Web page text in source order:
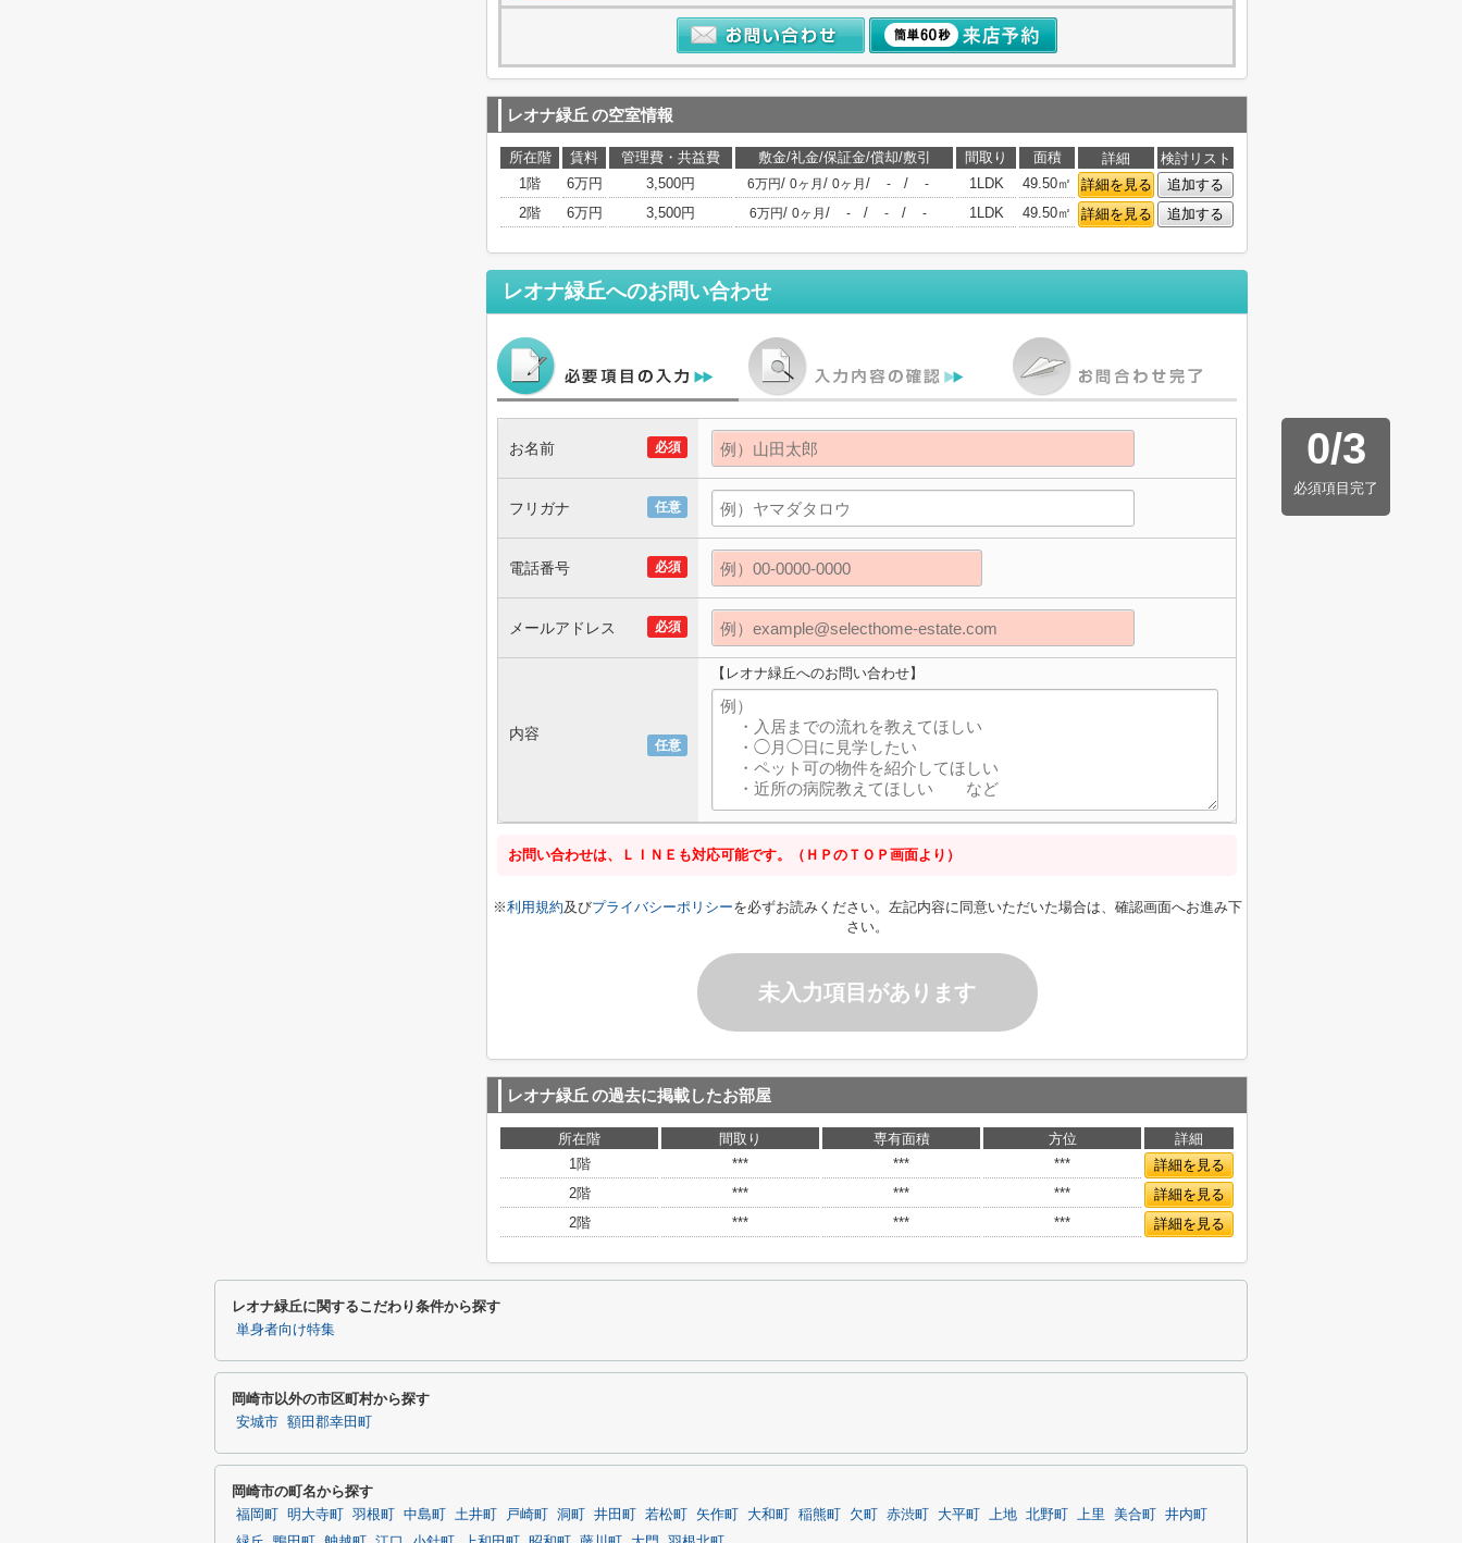
レオナ緑丘 の空室情報
所在階 賃料 管理費・共益費 敷金/礼金/保証金/償却/敷引 間取り 面積 詳細
検討リスト
1階
6万円 3,500円 6万円/ 0ヶ月 / 0ヶ月 / - / - 1LDK 49.50㎡ 詳細を見る
追加する
2階
6万円 3,500円 6万円/ 0ヶ月 / - / - / - 1LDK 49.50㎡ 詳細を見る 追加する
レオナ緑丘へのお問い合わせ
0/3
必須項目完了
必須
お名前
任意
フリガナ
必須
電話番号
必須
メールアドレス
任意
内容
【レオナ緑丘へのお問い合わせ】
お問い合わせは、ＬＩＮＥも対応可能です。（ＨＰのＴＯＰ画面より）
※利用規約及びプライバシーポリシーを必ずお読みください。左記内容に同意いただいた場合は、確認画面へお進み下
さい。
未入力項目があります
レオナ緑丘 の過去に掲載したお部屋
所在階 間取り 専有面積 方位
詳細
1階
*** *** ***
詳細を見る
2階
*** *** ***
詳細を見る
2階
*** *** *** 詳細を見る
レオナ緑丘に関するこだわり条件から探す
単身者向け特集
岡崎市以外の市区町村から探す
安城市 額田郡幸田町
岡崎市の町名から探す
福岡町 明大寺町 羽根町 中島町 土井町 戸崎町 洞町 井田町 若松町 矢作町 大和町 稲熊町 欠町 赤渋町 大平町 上地 北野町 上里 美合町
井内町